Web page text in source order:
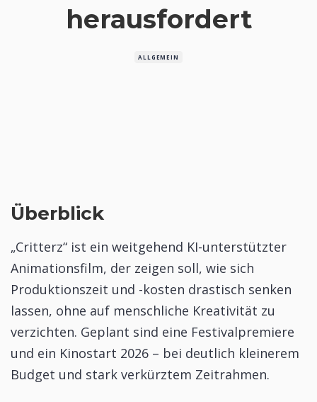
herausfordert
ALLGEMEIN
Überblick
„Critterz“ ist ein weitgehend KI-unterstützter
Animationsfilm, der zeigen soll, wie sich
Produktionszeit und -kosten drastisch senken
lassen, ohne auf menschliche Kreativität zu
verzichten. Geplant sind eine Festivalpremiere
und ein Kinostart 2026 – bei deutlich kleinerem
Budget und stark verkürztem Zeitrahmen.